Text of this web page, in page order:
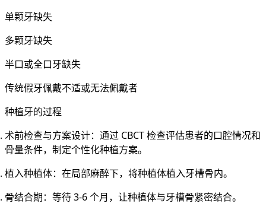
单颗牙缺失
多颗牙缺失
半口或全口牙缺失
传统假牙佩戴不适或无法佩戴者
种植牙的过程
术前检查与方案设计：通过 CBCT 检查评估患者的口腔情况和
骨量条件，制定个性化种植方案。
植入种植体：在局部麻醉下，将种植体植入牙槽骨内。
骨结合期：等待 3-6 个月，让种植体与牙槽骨紧密结合。